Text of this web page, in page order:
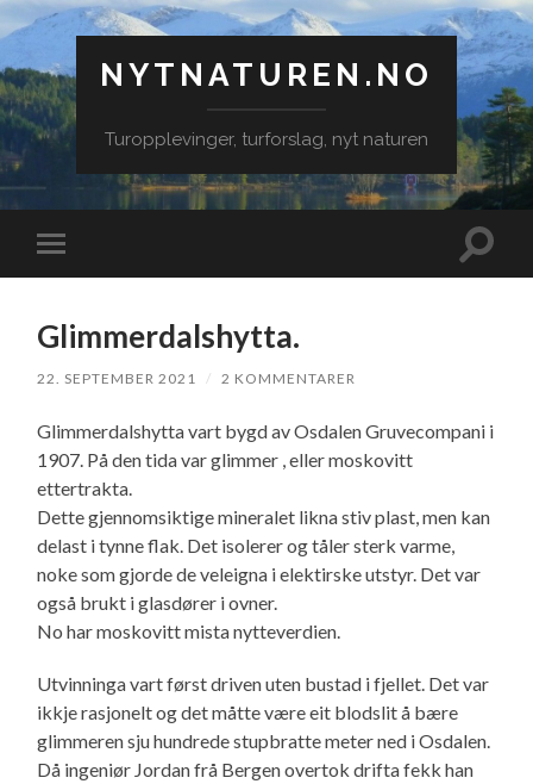
NYTNATUREN.NO
Turopplevinger, turforslag, nyt naturen
Veksle
mobilmeny
Veksle
Glimmerdalshytta.
22. SEPTEMBER 2021 / 2 KOMMENTARER
Glimmerdalshytta vart bygd av Osdalen Gruvecompani i
1907. På den tida var glimmer , eller moskovitt
ettertrakta.
Dette gjennomsiktige mineralet likna stiv plast, men kan
delast i tynne flak. Det isolerer og tåler sterk varme,
noke som gjorde de veleigna i elektirske utstyr. Det var
også brukt i glasdører i ovner.
No har moskovitt mista nytteverdien.
Utvinninga vart først driven uten bustad i fjellet. Det var
ikkje rasjonelt og det måtte være eit blodslit å bære
glimmeren sju hundrede stupbratte meter ned i Osdalen.
Då ingeniør Jordan frå Bergen overtok drifta fekk han